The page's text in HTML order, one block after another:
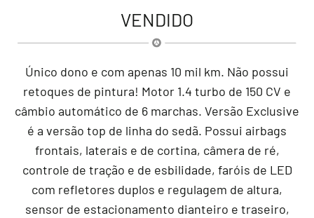
VENDIDO
Único dono e com apenas 10 mil km. Não possui
retoques de pintura! Motor 1.4 turbo de 150 CV e
câmbio automático de 6 marchas. Versão Exclusive
é a versão top de linha do sedã. Possui airbags
frontais, laterais e de cortina, câmera de ré,
controle de tração e de esbilidade, faróis de LED
com refletores duplos e regulagem de altura,
sensor de estacionamento dianteiro e traseiro,